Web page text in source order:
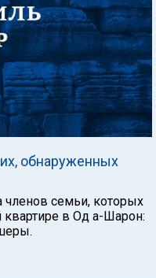
обнаруженных
семьи, которых
в Од а-Шарон: